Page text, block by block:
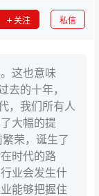
关注 私信
这也意味
去的十年，
，我们所有人
大幅的提
荣，诞生了
时代的路
业会发生什
能够把握住